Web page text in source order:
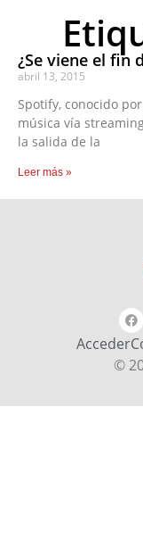
¿Se viene el fin
abril 13, 2015
Spotify, conocido
música vía
la salida de la
Leer más »
Acceder
©